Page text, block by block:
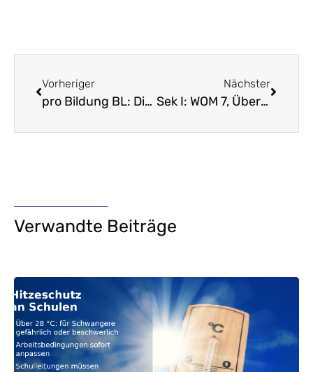
Vorheriger
pro Bildung BL: Die Unterschriftensammlung beginnt! Wir brauchen Sie jetzt!
Nächster
Sek I: WOM 7, Übergangslehrplan, Projektarbeit
Verwandte Beiträge